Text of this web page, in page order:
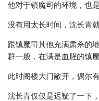
他对于镇魔司的环境，也
没有用太长时间，沈长青
跟镇魔司其他充满肃杀的
群一般，在满是血腥的镇
此时阁楼大门敞开，偶尔有
沈长青仅仅是迟疑了一下